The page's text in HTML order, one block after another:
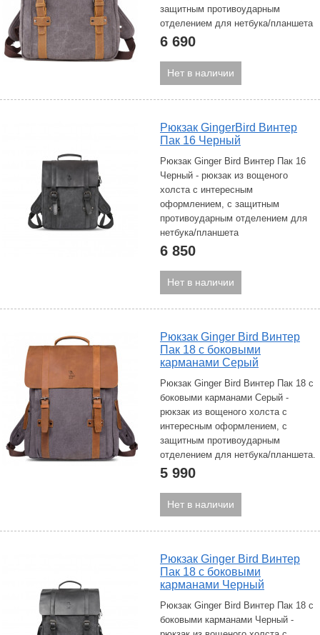
защитным противоударным
отделением для нетбука/планшета
6 690
Нет в наличии
Рюкзак GingerBird Винтер
Пак 16 Черный
Рюкзак Ginger Bird Винтер Пак 16
Черный - рюкзак из вощеного
холста с интересным
оформлением, с защитным
противоударным отделением для
нетбука/планшета
6 850
Нет в наличии
Рюкзак Ginger Bird Винтер
Пак 18 с боковыми
карманами Серый
Рюкзак Ginger Bird Винтер Пак 18 с
боковыми карманами Серый -
рюкзак из вощеного холста с
интересным оформлением, с
защитным противоударным
отделением для нетбука/планшета.
5 990
Нет в наличии
Рюкзак Ginger Bird Винтер
Пак 18 с боковыми
карманами Черный
Рюкзак Ginger Bird Винтер Пак 18 с
боковыми карманами Черный -